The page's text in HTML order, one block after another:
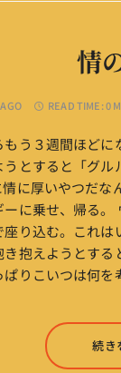
情
READ TIME:0
う３週間ほど
とすると「グ
に厚いやつだ
に乗せ、帰る。
り込む。これ
抱えようとす
りこいつは何を
続き